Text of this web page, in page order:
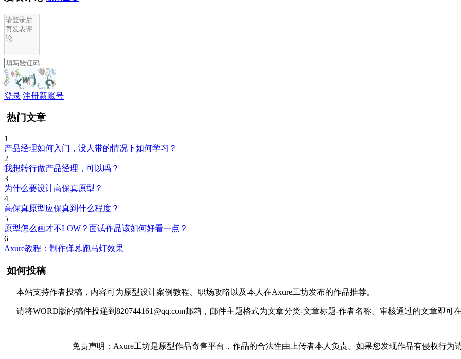
登录 注册新账号
热门文章
1
产品经理如何入门，没人带的情况下如何学习？
2
我想转行做产品经理，可以吗？
3
为什么要设计高保真原型？
4
高保真原型应保真到什么程度？
5
原型怎么画才不LOW？面试作品该如何好看一点？
6
Axure教程：制作弹幕跑马灯效果
如何投稿
本站支持作者投稿，内容可为原型设计案例教程、职场攻略以及本人在Axure工坊发布的作品推荐。
请将WORD版的稿件投递到820744161@qq.com邮箱，邮件主题格式为文章分类-文章标题-作者名称。审核通过的文章即可
免责声明：Axure工坊是原型作品寄售平台，作品的合法性由上传者本人负责。如果您发现作品有侵权行为